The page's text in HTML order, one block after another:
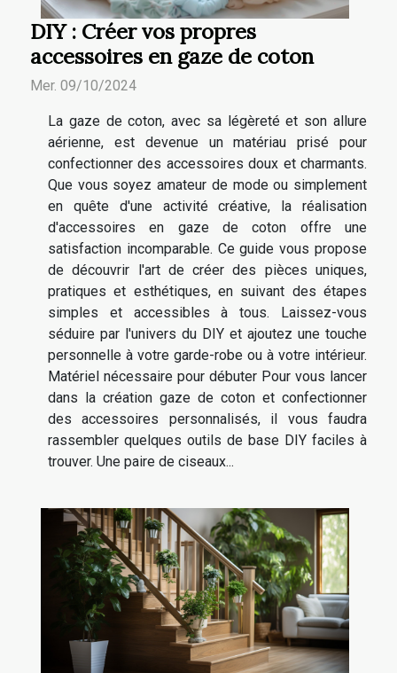
DIY : Créer vos propres
accessoires en gaze de coton
Mer. 09/10/2024
La gaze de coton, avec sa légèreté et son allure
aérienne, est devenue un matériau prisé pour
confectionner des accessoires doux et charmants.
Que vous soyez amateur de mode ou simplement
en quête d'une activité créative, la réalisation
d'accessoires en gaze de coton offre une
satisfaction incomparable. Ce guide vous propose
de découvrir l'art de créer des pièces uniques,
pratiques et esthétiques, en suivant des étapes
simples et accessibles à tous. Laissez-vous
séduire par l'univers du DIY et ajoutez une touche
personnelle à votre garde-robe ou à votre intérieur.
Matériel nécessaire pour débuter Pour vous lancer
dans la création gaze de coton et confectionner
des accessoires personnalisés, il vous faudra
rassembler quelques outils de base DIY faciles à
trouver. Une paire de ciseaux...